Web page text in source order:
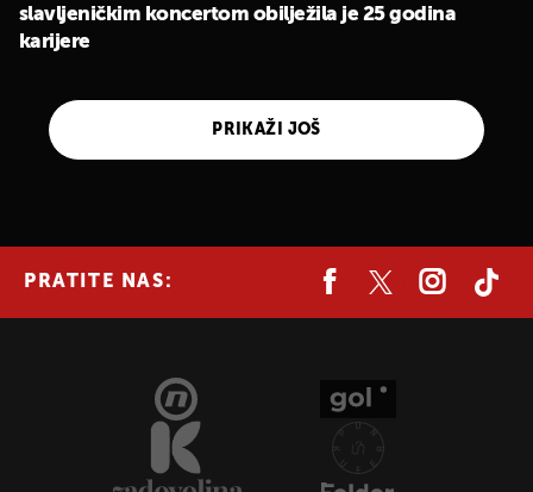
slavljeničkim koncertom obilježila je 25 godina
karijere
PRIKAŽI JOŠ
PRATITE NAS: